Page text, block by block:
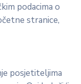
podacima o
stranice,
posjetiteljima